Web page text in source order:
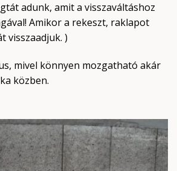
adunk, amit a visszaváltáshoz
Amikor a rekeszt, raklapot
visszaadjuk. )
mivel könnyen mozgatható akár
közben.